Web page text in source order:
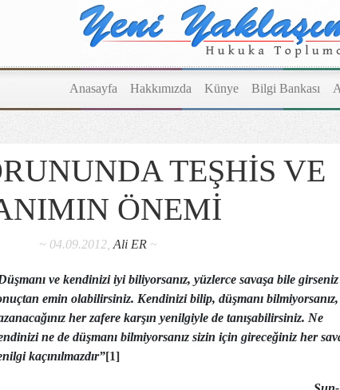
Anasayfa Hakkımızda Künye Bilgi Bankası
TEŞHİS VE
ÖNEMİ
~ 04.09.2012, Ali ER~
ve kendinizi iyi biliyorsanız, yüzlerce savaşa bile girseniz
emin olabilirsiniz. Kendinizi bilip, düşmanı bilmiyorsanız,
her zafere karşın yenilgiyle de tanışabilirsiniz. Ne
ne de düşmanı bilmiyorsanız sizin için gireceğiniz her
kaçınılmazdır”[1]